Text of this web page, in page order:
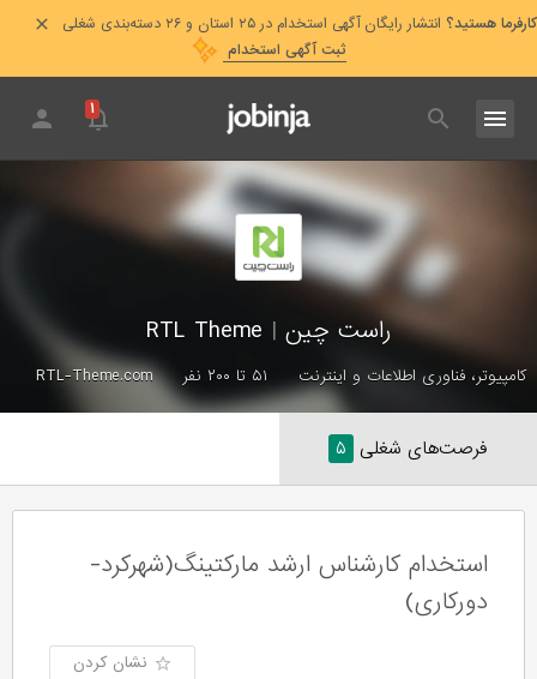
کارفرما هستید؟ انتشار رایگان آگهی استخدام در ۲۵ استان و ۲۶ دسته‌بندی شغلی
ثبت آگهی استخدام
۱
راست چین |
کامپیوتر، فناوری اطلاعات و اینترنت ۵۱ تا ۲۰۰ نفر RTL-Theme.com
فرصت‌های شغلی ۵
استخدام کارشناس ارشد مارکتینگ(شهرکرد-
دورکاری)
نشان کردن